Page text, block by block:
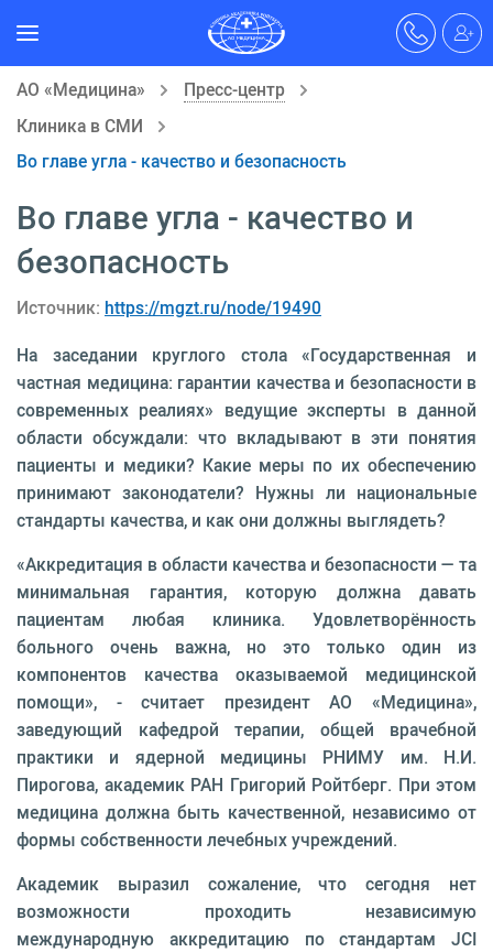
АО «Медицина»
Пресс-центр
Клиника в СМИ
Во главе угла - качество и безопасность
Во главе угла - качество и
безопасность
Источник: https://mgzt.ru/node/19490
На заседании круглого стола «Государственная и
частная медицина: гарантии качества и безопасности в
современных реалиях» ведущие эксперты в данной
области обсуждали: что вкладывают в эти понятия
пациенты и медики? Какие меры по их обеспечению
принимают законодатели? Нужны ли национальные
стандарты качества, и как они должны выглядеть?
«Аккредитация в области качества и безопасности — та
минимальная гарантия, которую должна давать
пациентам любая клиника. Удовлетворённость
больного очень важна, но это только один из
компонентов качества оказываемой медицинской
помощи», - считает президент АО «Медицина»,
заведующий кафедрой терапии, общей врачебной
практики и ядерной медицины РНИМУ им. Н.И.
Пирогова, академик РАН Григорий Ройтберг. При этом
медицина должна быть качественной, независимо от
формы собственности лечебных учреждений.
Академик выразил сожаление, что сегодня нет
возможности проходить независимую
международную аккредитацию по стандартам JCI